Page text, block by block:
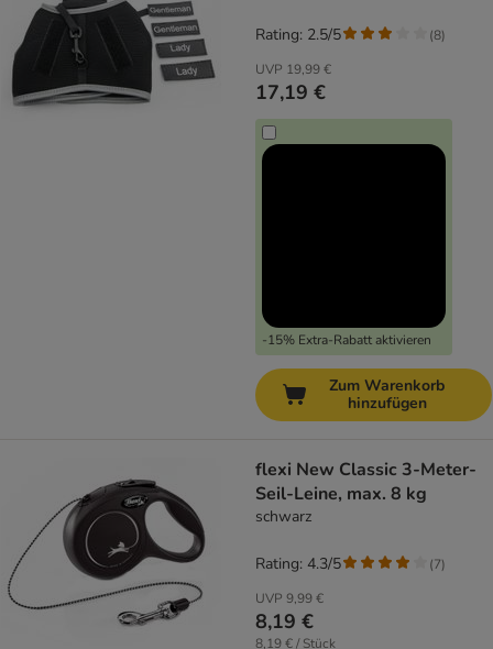
UVP 19,99 €
17,19 €
-15% Extra-Rabatt aktivieren
Rating: 2.5/5 (8)
Zum Warenkorb
hinzufügen
flexi New Classic 3-Meter-
Seil-Leine, max. 8 kg
schwarz
UVP 9,99 €
8,19 €
8,19 € / Stück
Rating: 4.3/5 (7)